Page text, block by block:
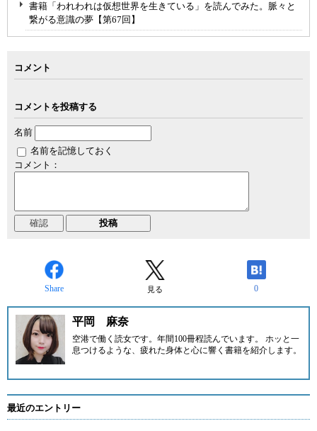
書籍「われわれは仮想世界を生きている」を読んでみた。脈々と
繋がる意識の夢【第67回】
コメント
コメントを投稿する
名前
名前を記憶しておく
コメント：
Share 見る 0
平岡 麻奈
空港で働く読女です。年間100冊程読んでいます。 ホッと一
息つけるような、疲れた身体と心に響く書籍を紹介します。
最近のエントリー